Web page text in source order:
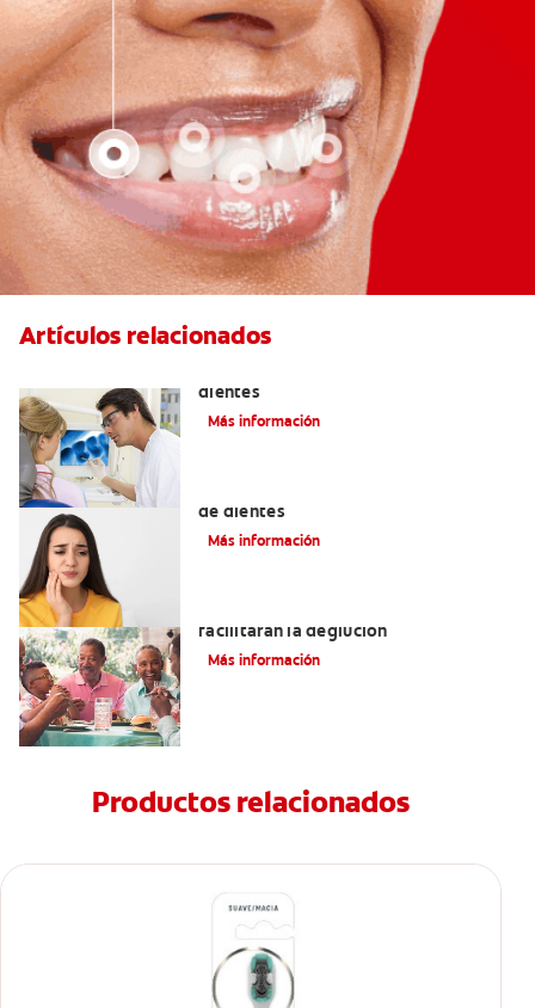
Artículos relacionados
dientes
Más información
de dientes
Más información
facilitarán la deglución
Más información
Productos relacionados